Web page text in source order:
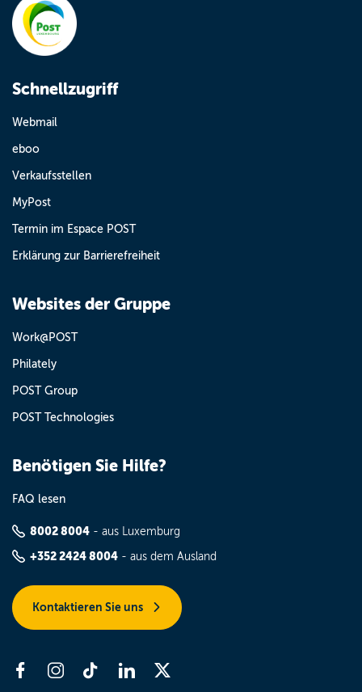
Schnellzugriff
Webmail
eboo
Verkaufsstellen
MyPost
Termin im Espace POST
Erklärung zur Barrierefreiheit
Websites der Gruppe
Work@POST
Philately
POST Group
POST Technologies
Benötigen Sie Hilfe?
FAQ lesen
8002 8004 - aus Luxemburg
+352 2424 8004 - aus dem Ausland
Kontaktieren Sie uns